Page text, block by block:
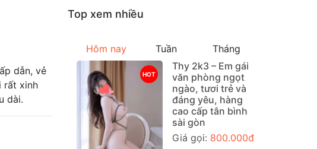
dẫn, vẻ
rất xinh
dài.
Top xem nhiều
Hôm nay Tuần Tháng
HOT
Thy 2k3 – Em gái
văn phòng ngọt
ngào, tươi trẻ và
đáng yêu, hàng
cao cấp tân bình
sài gòn
Giá gọi: 800.000đ